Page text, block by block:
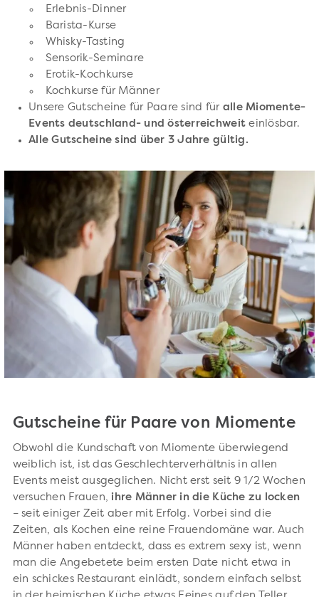
Erlebnis-Dinner
Barista-Kurse
Whisky-Tasting
Sensorik-Seminare
Erotik-Kochkurse
Kochkurse für Männer
Unsere Gutscheine für Paare sind für alle Miomente-
Events deutschland- und österreichweit einlösbar.
Alle Gutscheine sind über 3 Jahre gültig.
Gutscheine für Paare von Miomente
Obwohl die Kundschaft von Miomente überwiegend
weiblich ist, ist das Geschlechterverhältnis in allen
Events meist ausgeglichen. Nicht erst seit 9 1/2 Wochen
versuchen Frauen, ihre Männer in die Küche zu locken
– seit einiger Zeit aber mit Erfolg. Vorbei sind die
Zeiten, als Kochen eine reine Frauendomäne war. Auch
Männer haben entdeckt, dass es extrem sexy ist, wenn
man die Angebetete beim ersten Date nicht etwa in
ein schickes Restaurant einlädt, sondern einfach selbst